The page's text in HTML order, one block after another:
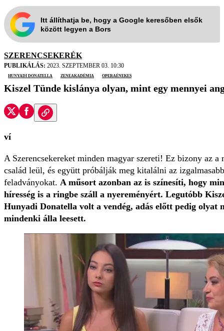
Itt állíthatja be, hogy a Google keresőben elsők
között legyen a Bors
SZERENCSEKERÉK
PUBLIKÁLÁS: 2023. SZEPTEMBER 03. 10:30
Hunyadi Donatella
Zeneakadémia operaénekes
Kiszel Tünde kislánya olyan, mint egy mennyei
ví
A Szerencsekereket minden magyar szereti! Ez bizony az a
család leül, és együtt próbálják meg kitalálni az
feladványokat. A műsort azonban az is színesíti, hogy
híresség is a ringbe száll a nyereményért. Legutóbb
Hunyadi Donatella volt a vendég, adás előtt pedig olyat
mindenki álla leesett.